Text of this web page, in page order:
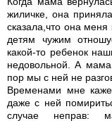
жиличке, она
сказала,что она меня
детям чужим
какой-то ребенок
недовольной. А
пор мы с ней не
Временами мне
даже с ней
случае неправ: